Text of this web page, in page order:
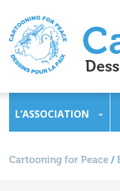
L’ASSOCIATION
Cartooning for Peace /